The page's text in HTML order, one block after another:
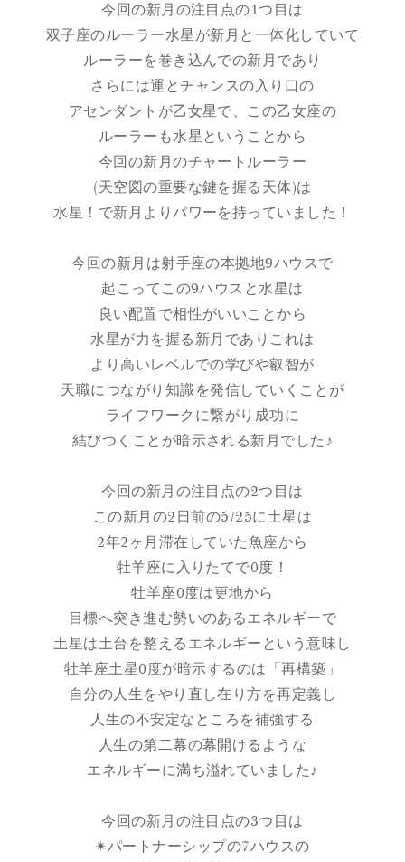
今回の新月の注目点の1つ目は
双子座のルーラー水星が新月と一体化していて
ルーラーを巻き込んでの新月であり
さらには運とチャンスの入り口の
アセンダントが乙女星で、この乙女座の
ルーラーも水星ということから
今回の新月のチャートルーラー
(天空図の重要な鍵を握る天体)は
水星！で新月よりパワーを持っていました！
今回の新月は射手座の本拠地9ハウスで
起こってこの9ハウスと水星は
良い配置で相性がいいことから
水星が力を握る新月でありこれは
より高いレベルでの学びや叡智が
天職につながり知識を発信していくことが
ライフワークに繋がり成功に
結びつくことが暗示される新月でした♪
今回の新月の注目点の2つ目は
この新月の2日前の5/25に土星は
2年2ヶ月滞在していた魚座から
牡羊座に入りたてで0度！
牡羊座0度は更地から
目標へ突き進む勢いのあるエネルギーで
土星は土台を整えるエネルギーという意味し
牡羊座土星0度が暗示するのは「再構築」
自分の人生をやり直し在り方を再定義し
人生の不安定なところを補強する
人生の第二幕の幕開けるような
エネルギーに満ち溢れていました♪
今回の新月の注目点の3つ目は
✴︎パートナーシップの7ハウスの